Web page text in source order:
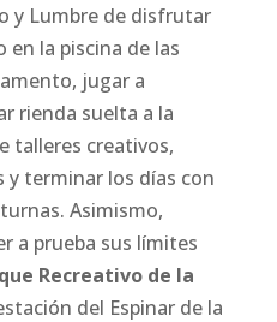
y Lumbre de disfrutar
la piscina de las
jugar a
rienda suelta a la
talleres creativos,
y terminar los días con
Asimismo,
a prueba sus límites
Recreativo de la
del Espinar de la